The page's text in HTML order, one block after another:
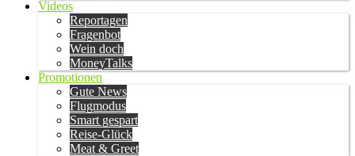
Videos
Reportagen
Fragenbot
Wein doch
MoneyTalks
Promotionen
Gute News
Flugmodus
Smart gespart
Reise-Glück
Meat & Greet